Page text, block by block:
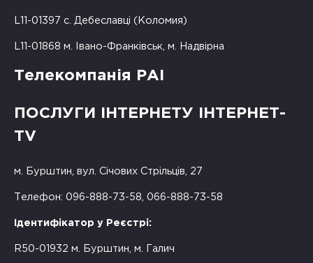
L11-01397 с. Дебеславці (Коломия)
L11-01868 м. Івано-Франківськ, м. Надвірна
Телекомпанія РАІ
ПОСЛУГИ ІНТЕРНЕТУ ІНТЕРНЕТ-
TV
м. Бурштин, вул. Січових Стрільців, 27
Телефон: 096-888-73-58, 066-888-73-58
Ідентифікатор у Реєстрі:
R50-01932 м. Бурштин, м. Галич